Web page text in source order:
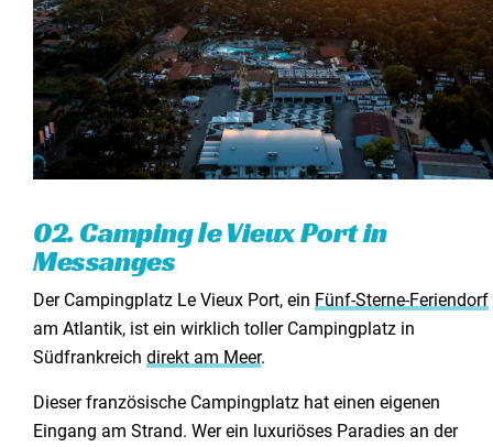
02. Camping le Vieux Port in
Messanges
Der Campingplatz Le Vieux Port, ein Fünf-Sterne-Feriendorf
am Atlantik, ist ein wirklich toller Campingplatz in
Südfrankreich direkt am Meer.
Dieser französische Campingplatz hat einen eigenen
Eingang am Strand. Wer ein luxuriöses Paradies an der